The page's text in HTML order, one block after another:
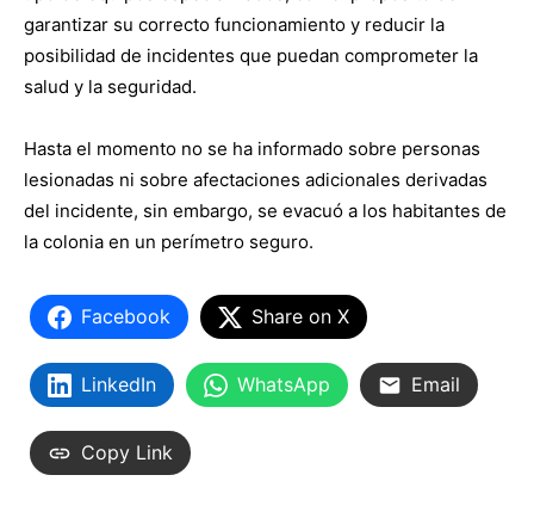
garantizar su correcto funcionamiento y reducir la
posibilidad de incidentes que puedan comprometer la
salud y la seguridad.
Hasta el momento no se ha informado sobre personas
lesionadas ni sobre afectaciones adicionales derivadas
del incidente, sin embargo, se evacuó a los habitantes de
la colonia en un perímetro seguro.
Facebook Share on X
LinkedIn WhatsApp Email
Copy Link